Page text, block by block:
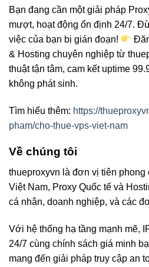
Bạn đang cần một giải pháp
mượt, hoạt động ổn định 24/7.
việc của bạn bị gián đoạn!
& Hosting chuyên nghiệp từ
thuật tận tâm, cam kết uptime
không phát sinh.
Tìm hiểu thêm: https://
pham/cho-thue-vps-viet-nam
Về chúng tôi
thueproxyvn là đơn vị tiên phong
Việt Nam, Proxy Quốc tế và
cá nhân, doanh nghiệp, và các
Với hệ thống hạ tầng mạnh mẽ,
24/7 cùng chính sách giá minh
mang đến giải pháp truy cập an